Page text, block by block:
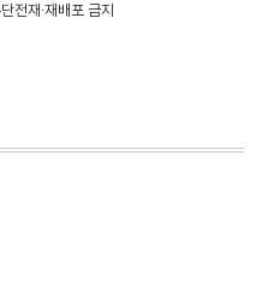
전재·재배포 금지